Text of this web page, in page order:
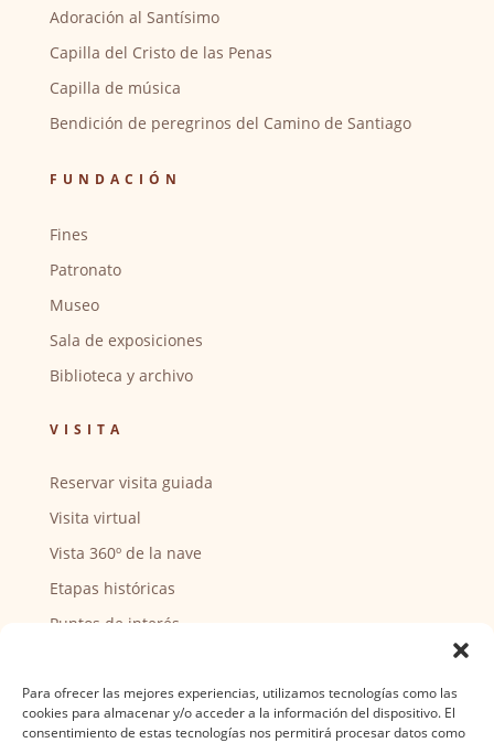
Para ofrecer las mejores experiencias, utilizamos tecnologías como las
cookies para almacenar y/o acceder a la información del dispositivo. El
consentimiento de estas tecnologías nos permitirá procesar datos como
Adoración al Santísimo
Capilla del Cristo de las Penas
Capilla de música
Bendición de peregrinos del Camino de Santiago
FUNDACIÓN
Fines
Patronato
Museo
Sala de exposiciones
Biblioteca y archivo
VISITA
Reservar visita guiada
Visita virtual
Vista 360º de la nave
Etapas históricas
Puntos de interés
Actividades y horarios